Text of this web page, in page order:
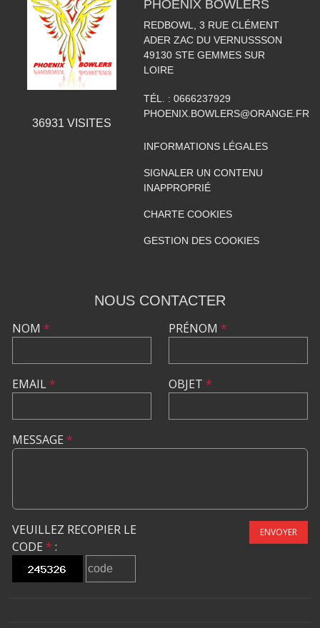
36931 VISITES
PHOENIX BOWLERS
REDBOWL, 3 RUE CLÉMENT
ADER ZAC DU VERNUSSSON
49130 STE GEMMES SUR
LOIRE
TÉL. : 0666237929
PHOENIX.BOWLERS@ORANGE.FR
INFORMATIONS LÉGALES
SIGNALER UN CONTENU
INAPPROPRIÉ
CHARTE COOKIES
GESTION DES COOKIES
NOUS CONTACTER
NOM *
EMAIL*
PRÉNOM *
OBJET *
MESSAGE *
VEUILLEZ RECOPIER LE
CODE * :
ENVOYER